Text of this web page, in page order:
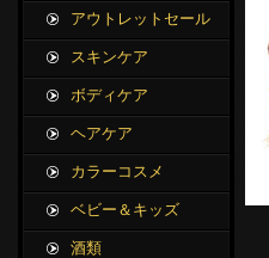
アウトレットセール
スキンケア
ボディケア
ヘアケア
カラーコスメ
ベビー＆キッズ
酒類